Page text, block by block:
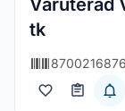
Varuterad
tk